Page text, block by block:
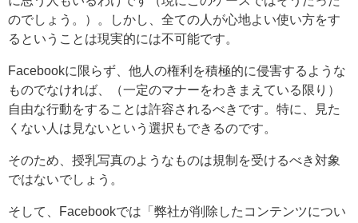
のでしょう。）。しかし、全ての人が心地よい使い方をす
るということは現実的には不可能です。
Facebookに限らず、他人の権利を積極的に侵害するような
ものでなければ、（一定のマナーをわきまえている限り）
自由な行動をすることは許容されるべきです。特に、見た
くない人は見ないという選択もできるのです。
そのため、授乳写真のようなものは規制を受けるべき対象
ではないでしょう。
そして、Facebookでは「弊社が削除したコンテンツについ